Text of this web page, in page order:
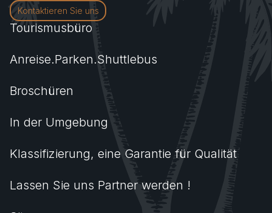
Kontaktieren Sie uns
Tourismusbüro
Anreise.Parken.Shuttlebus
Broschüren
In der Umgebung
Klassifizierung, eine Garantie für Qualität
Lassen Sie uns Partner werden !